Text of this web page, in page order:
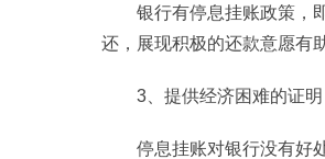
银行有停息挂账政策，
还，展现积极的还款意愿有
3、提供经济困难的证明
停息挂账对银行没有好